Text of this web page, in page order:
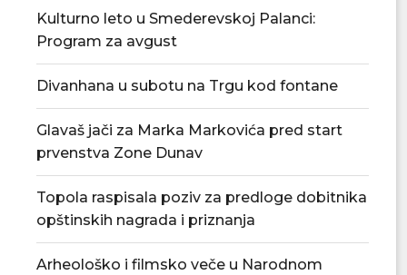
Kulturno leto u Smederevskoj Palanci:
Program za avgust
Divanhana u subotu na Trgu kod fontane
Glavaš jači za Marka Markovića pred start
prvenstva Zone Dunav
Topola raspisala poziv za predloge dobitnika
opštinskih nagrada i priznanja
Arheološko i filmsko veče u Narodnom